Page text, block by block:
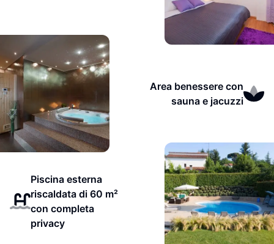
Area benessere con
sauna e jacuzzi
Piscina esterna
riscaldata di 60 m²
con completa
privacy